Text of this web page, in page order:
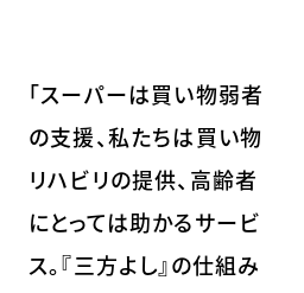
「スーパーは買い物弱者
の支援、私たちは買い物
リハビリの提供、高齢者
にとっては助かるサービ
ス。『三方よし』の仕組み